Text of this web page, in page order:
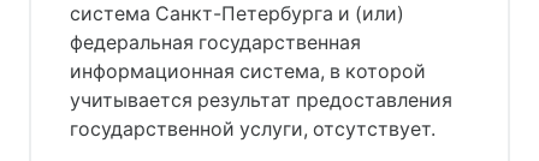
система Санкт-Петербурга и (или)
федеральная государственная
информационная система, в которой
учитывается результат предоставления
государственной услуги, отсутствует.